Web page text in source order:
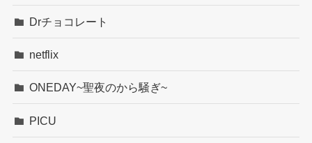
Drチョコレート
netflix
ONEDAY~聖夜のから騒ぎ~
PICU